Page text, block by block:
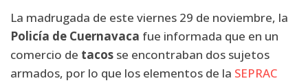
La madrugada de este viernes 29 de noviembre, la
Policía de Cuernavaca fue informada que en un
comercio de tacos se encontraban dos sujetos
armados, por lo que los elementos de la SEPRAC